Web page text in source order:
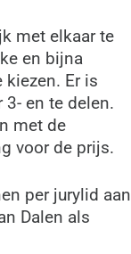
met elkaar te
en bijna
Er is
en te delen.
met de
voor de prijs.
per jurylid aan
Dalen als